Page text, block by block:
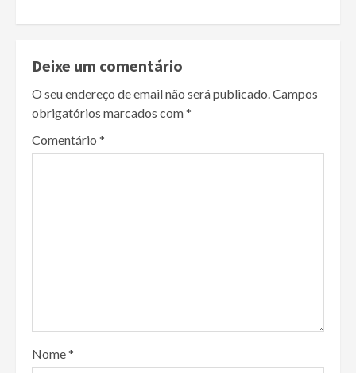
Deixe um comentário
O seu endereço de email não será publicado.Campos
obrigatórios marcados com*
Comentário *
Nome*